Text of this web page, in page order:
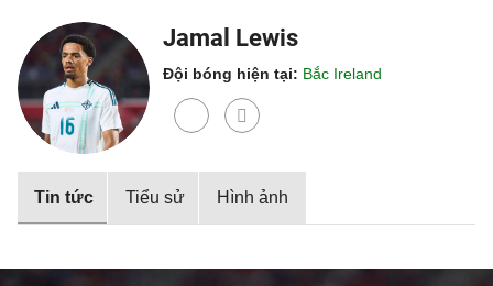
Jamal Lewis
Đội bóng hiện tại: Bắc Ireland
Tin tức Tiểu sử Hình ảnh